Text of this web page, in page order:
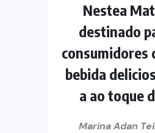
Nestea
destinado
consumidores
bebida
a ao toque
Marina Adan